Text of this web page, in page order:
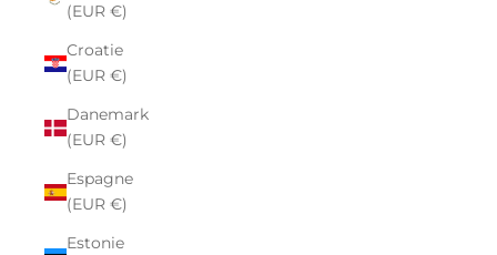
(EUR €)
Croatie
(EUR €)
Danemark
(EUR €)
Espagne
(EUR €)
Estonie